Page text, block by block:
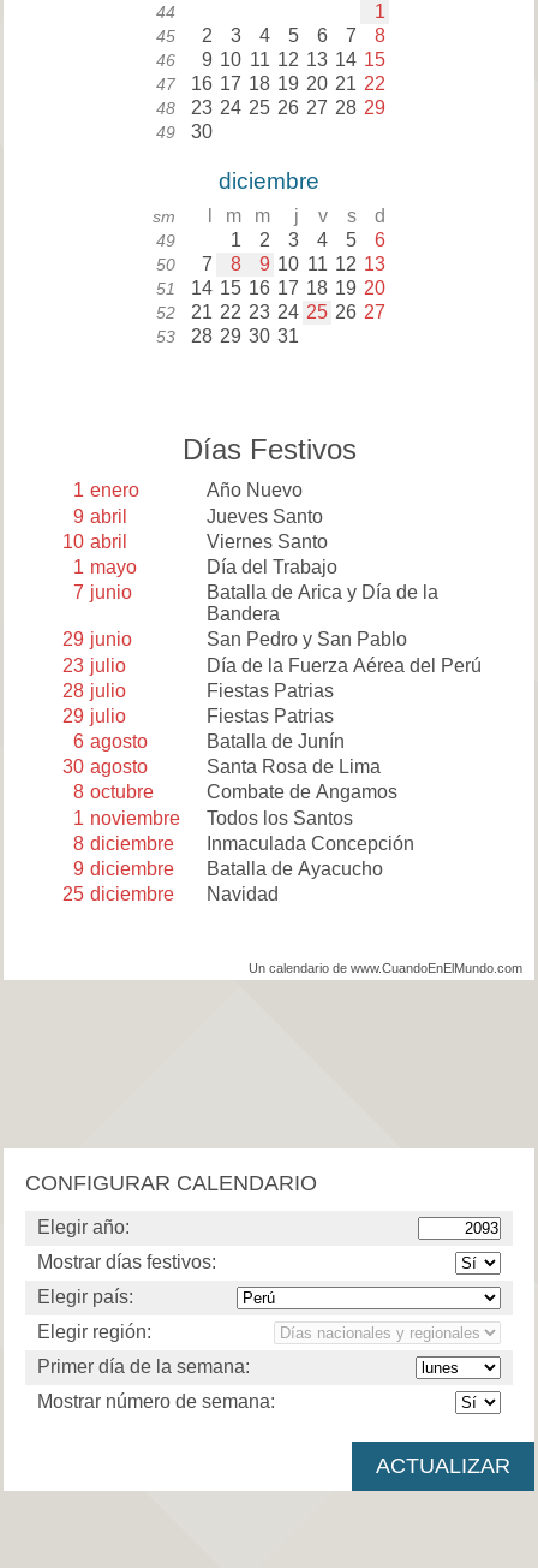
44 1
45 2 3 4 5 6 7 8
46 9 10 11 12 13 14 15
47 16 17 18 19 20 21 22
48 23 24 25 26 27 28 29
49 30
diciembre
sm m m j v s d
49 1 2 3 4 5 6
50 7 8 9 10 11 12 13
51 14 15 16 17 18 19 20
52 21 22 23 24 25 26 27
53 28 29 30 31
Días Festivos
1 enero
Año Nuevo
9 abril
Jueves Santo
10 abril
Viernes Santo
1 mayo
Día del Trabajo
7 junio
Batalla de Arica y Día de la
Bandera
29 junio
San Pedro y San Pablo
23 julio
Día de la Fuerza Aérea del Perú
28 julio
Fiestas Patrias
29 julio
Fiestas Patrias
6 agosto
Batalla de Junín
30 agosto
Santa Rosa de Lima
8 octubre
Combate de Angamos
1 noviembre
Todos los Santos
8 diciembre
Inmaculada Concepción
9 diciembre
Batalla de Ayacucho
25 diciembre Navidad
Un calendario de www.CuandoEnElMundo.com
CONFIGURAR CALENDARIO
Elegir año:
Mostrar días festivos:
Elegir país:
Elegir región:
Primer día de la semana:
Mostrar número de semana: